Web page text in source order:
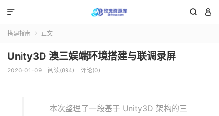
 

搭建指南  正文
Unity3D 澳三娱端环境搭建与联调录屏
2026-01-09 阅读(894) 评论(0)
本次整理了一段基于 Unity3D 架构的三